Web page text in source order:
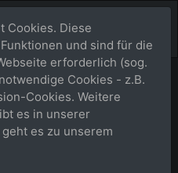
***
Cookies. Diese
und sind für die
erforderlich (sog.
Cookies - z.B.
Cookies. Weitere
es in unserer
geht es zu unserem